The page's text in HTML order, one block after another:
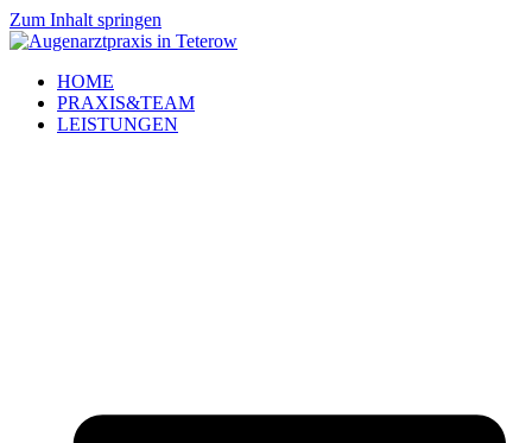
Zum Inhalt springen
HOME
PRAXIS&TEAM
LEISTUNGEN